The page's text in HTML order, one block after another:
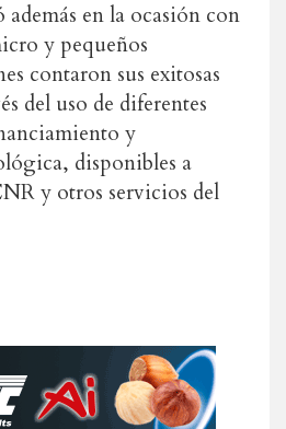
en la ocasión con
y pequeños
contaron sus exitosas
del uso de diferentes
y
disponibles a
y otros servicios del